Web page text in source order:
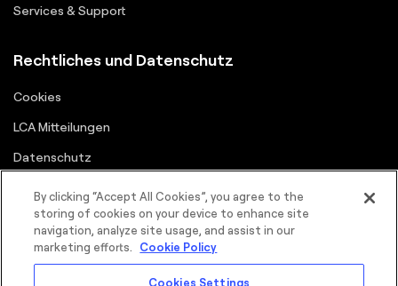
Services & Support
Rechtliches und Datenschutz
Cookies
LCA Mitteilungen
Datenschutz
Nutzungsbedingungen
By clicking “Accept All Cookies”, you agree to the
storing of cookies on your device to enhance site
navigation, analyze site usage, and assist in our
marketing efforts. Cookie Policy
Cookies Settings